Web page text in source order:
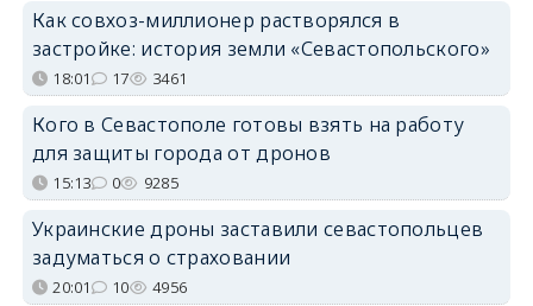
Как совхоз-миллионер растворялся в
застройке: история земли «Севастопольского»
18:01 17 3461
Кого в Севастополе готовы взять на работу
для защиты города от дронов
15:13 0 9285
Украинские дроны заставили севастопольцев
задуматься о страховании
20:01 10 4956